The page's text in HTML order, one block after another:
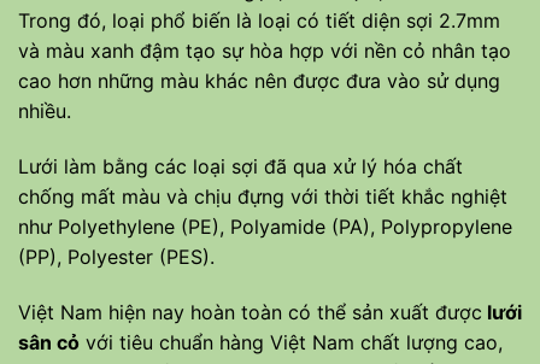
Trong đó, loại phổ biến là loại có tiết diện sợi 2.7mm
và màu xanh đậm tạo sự hòa hợp với nền cỏ nhân tạo
cao hơn những màu khác nên được đưa vào sử dụng
nhiều.
Lưới làm bằng các loại sợi đã qua xử lý hóa chất
chống mất màu và chịu đựng với thời tiết khắc nghiệt
như Polyethylene (PE), Polyamide (PA), Polypropylene
(PP), Polyester (PES).
Việt Nam hiện nay hoàn toàn có thể sản xuất được lưới
sân cỏ với tiêu chuẩn hàng Việt Nam chất lượng cao,